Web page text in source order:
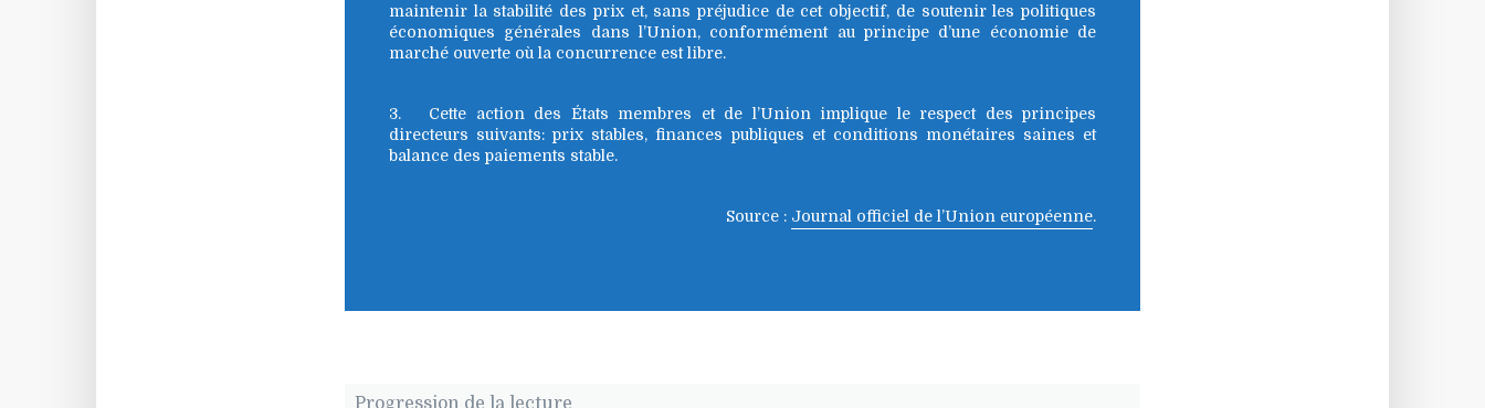
maintenir la stabilité des prix et, sans préjudice de cet objectif, de soutenir les politiques
économiques générales dans l’Union, conformément au principe d’une économie de
marché ouverte où la concurrence est libre.
3. Cette action des États membres et de l’Union implique le respect des principes
directeurs suivants: prix stables, finances publiques et conditions monétaires saines et
balance des paiements stable.
Source : Journal officiel de l’Union européenne.
Progression de la lecture